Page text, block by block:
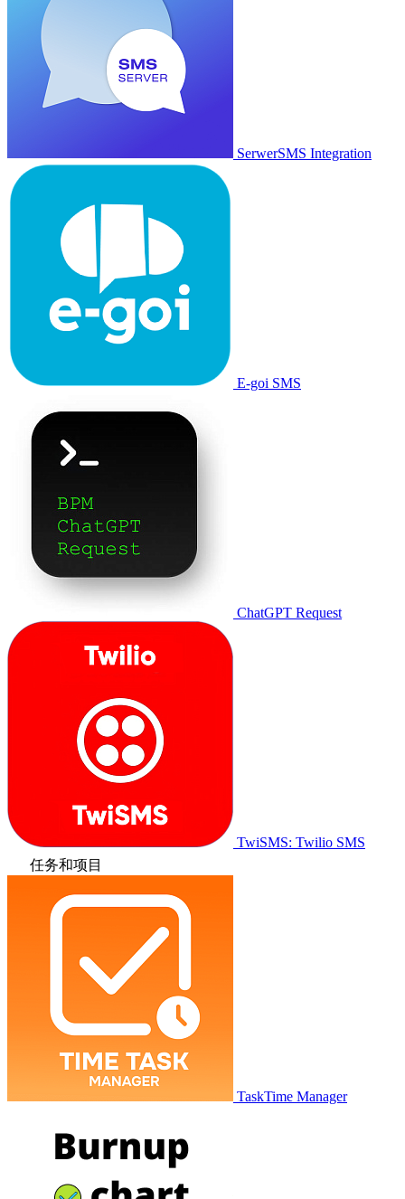
SerwerSMS Integration
E-goi SMS
ChatGPT Request
TwiSMS: Twilio SMS
任务和项目
TaskTime Manager